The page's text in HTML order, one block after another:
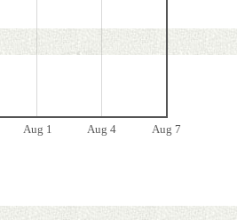
Aug 1 Aug 4 Aug 7